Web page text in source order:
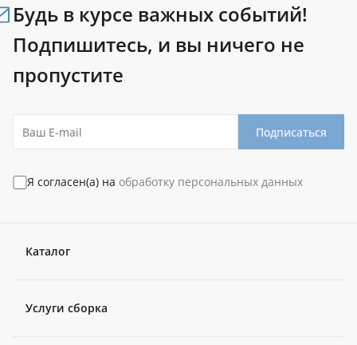
Будь в курсе важных событий!
Подпишитесь, и вы ничего не
пропустите
Подписаться
Я согласен(а) на обработку персональных данных
Каталог
Услуги сборка